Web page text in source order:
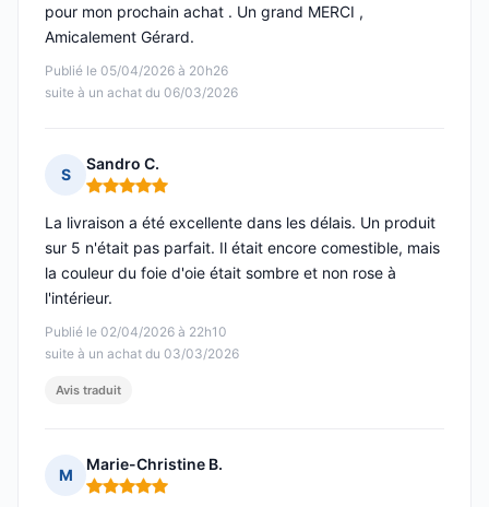
Publié le 05/04/2026 à 20h26
suite à un achat du 06/03/2026
pour mon prochain achat . Un grand MERCI ,
Amicalement Gérard.
S
Sandro C.
Note : 5 sur 5
Publié le 02/04/2026 à 22h10
suite à un achat du 03/03/2026
La livraison a été excellente dans les délais. Un produit
sur 5 n'était pas parfait. Il était encore comestible, mais
la couleur du foie d'oie était sombre et non rose à
l'intérieur.
Avis traduit
M
Marie-Christine B.
Note : 5 sur 5